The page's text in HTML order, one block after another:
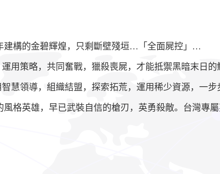
建構的金碧輝煌，只剩斷壁殘垣…「全面屍控」…
用策略，共同奮戰，獵殺喪屍，才能抵禦黑暗末日
慧領導，組織結盟，探索拓荒，運用稀少資源，一步
格英雄，早已武裝自信的槍刃，英勇殺敵。台灣專